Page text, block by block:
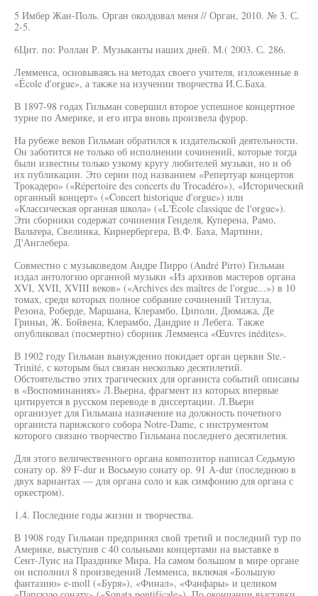
5 Имбер Жан-Поль. Орган околдовал меня // Орган, 2010. № 3. С.
2-5.
6Цит. по: Роллан Р. Музыканты наших дней. М.( 2003. С. 286.
Лемменса, основываясь на методах своего учителя, изложенные в
«École d'orgue», а также на изучении творчества И.С.Баха.
В 1897-98 годах Гильман совершил второе успешное концертное
турне по Америке, и его игра вновь произвела фурор.
На рубеже веков Гильман обратился к издательской деятельности.
Он заботится не только об исполнении сочинений, которые тогда
были известны только узкому кругу любителей музыки, но и об
их публикации. Это серии под названием «Репертуар концертов
Трокадеро» («Répertoire des concerts du Trocadéro»), «Исторический
органный концерт» («Concert historique d'orgue») или
«Классическая органная школа» («L'École classique de l'orgue»).
Эти сборники содержат сочинения Генделя, Куперена, Рамо,
Вальтера, Свелинка, Кирнербергера, В.Ф. Баха, Мартини,
Д'Англебера.
Совместно с музыковедом Андре Пирро (André Pirro) Гильман
издал антологию органной музыки «Из архивов мастеров органа
XVI, XVII, XVIII веков» («Archives des maîtres de l'orgue...») в 10
томах, среди которых полное собрание сочинений Титлуза,
Резона, Роберде, Маршана, Клерамбо, Циполи, Дюмажа, Де
Гриньи, Ж. Бойвена, Клерамбо, Дандрие и Лебега. Также
опубликовал (посмертно) сборник Лемменса «Œuvres inédites».
В 1902 году Гильман вынужденно покидает орган церкви Ste.-
Trinité, с которым был связан несколько десятилетий.
Обстоятельство этих трагических для органиста событий описаны
в «Воспоминаниях» Л.Вьерна, фрагмент из которых впервые
цитируется в русском переводе в диссертации. Л.Вьерн
организует для Гильмана назначение на должность почетного
органиста парижского собора Notre-Dame, с инструментом
которого связано творчество Гильмана последнего десятилетия.
Для этого величественного органа композитор написал Седьмую
сонату ор. 89 F-dur и Восьмую сонату ор. 91 A-dur (последнюю в
двух вариантах — для органа соло и как симфонию для органа с
оркестром).
1.4. Последние годы жизни и творчества.
В 1908 году Гильман предпринял свой третий и последний тур по
Америке, выступив с 40 сольными концертами на выставке в
Сент-Луис на Празднике Мира. На самом большом в мире органе
он исполнил 8 произведений Лемменса, включая «Большую
фантазию» e-moll («Буря»), «Финал», «Фанфары» и целиком